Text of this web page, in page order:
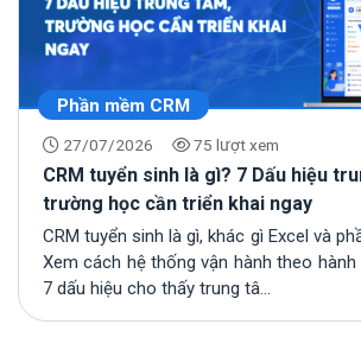
Phần mềm CRM
27/07/2026 75 lượt xem
CRM tuyển sinh là gì? 7 Dấu hiệu
trường học cần triển khai ngay
CRM tuyển sinh là gì, khác gì Excel và
Xem cách hệ thống vận hành theo
7 dấu hiệu cho thấy trung tâ...